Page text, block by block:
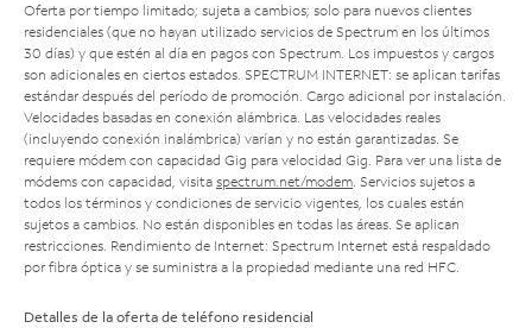
Oferta por tiempo limitado; sujeta a cambios; solo para nuevos clientes
residenciales (que no hayan utilizado servicios de Spectrum en los últimos
30 días) y que estén al día en pagos con Spectrum. Los impuestos y cargos
son adicionales en ciertos estados. SPECTRUM INTERNET: se aplican tarifas
estándar después del período de promoción. Cargo adicional por instalación.
Velocidades basadas en conexión alámbrica. Las velocidades reales
(incluyendo conexión inalámbrica) varían y no están garantizadas. Se
requiere módem con capacidad Gig para velocidad Gig. Para ver una lista de
módems con capacidad, visita spectrum.net/modem. Servicios sujetos a
todos los términos y condiciones de servicio vigentes, los cuales están
sujetos a cambios. No están disponibles en todas las áreas. Se aplican
restricciones. Rendimiento de Internet: Spectrum Internet está respaldado
por fibra óptica y se suministra a la propiedad mediante una red HFC.
Detalles de la oferta de teléfono residencial